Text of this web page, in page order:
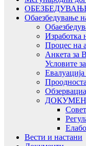
Обаезбедување
Изработка
Процес на
Анкета за
Условите
Проодноста
Вести и настани